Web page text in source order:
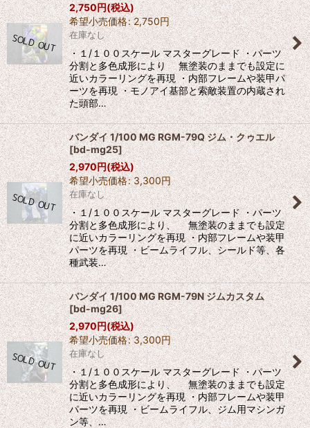
2,750円(税込)
希望小売価格: 2,750円
在庫なし
・１/１００スケール マスターグレード ・パーツ
分割と多色成形により 無塗装のままでも設定に
近いカラーリングを再現 ・内部フレームや装甲パ
ーツを再現 ・モノアイ基部と索敵装置の内蔵され
た頭部…
バンダイ 1/100 MG RGM-79Q ジム・クゥエル
[bd-mg25]
2,970円(税込)
希望小売価格: 3,300円
在庫なし
・１/１００スケール マスターグレード ・パーツ
分割と多色成形により、 無塗装のままでも設定
に近いカラーリングを再現 ・内部フレームや装甲
パーツを再現 ・ビームライフル、シールド等、各
種武装…
バンダイ 1/100 MG RGM-79N ジムカスタム
[bd-mg26]
2,970円(税込)
希望小売価格: 3,300円
在庫なし
・１/１００スケール マスターグレード ・パーツ
分割と多色成形により、 無塗装のままでも設定
に近いカラーリングを再現 ・内部フレームや装甲
パーツを再現 ・ビームライフル、ジム用マシンガ
ン等、…